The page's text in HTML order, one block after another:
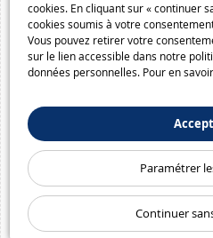
cookies. En cliquant sur « continuer
cookies soumis à votre
Vous pouvez retirer votre
sur le lien accessible dans notre
données personnelles. Pour en
Paramétrer
Continuer